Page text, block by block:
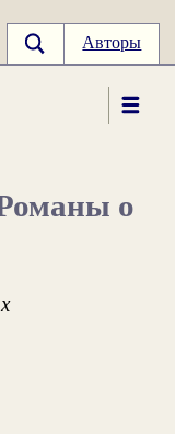
Авторы
о